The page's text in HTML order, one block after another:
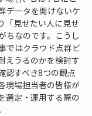
データを開けないケ
「見せたい人に見せ
ちなのです。こうし
ではクラウド点群ビ
えうるのかを検討す
認すべき8つの観点
現場担当者の皆様が
選定・運用する際の